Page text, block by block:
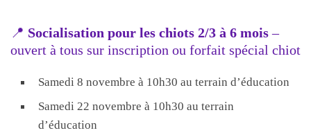
📍 Socialisation pour les chiots 2/3 à 6 mois–
ouvert à tous sur inscription ou forfait spécial chiot
Samedi 8 novembre à 10h30 au terrain d’éducation
Samedi 22 novembre à 10h30 au terrain
d’éducation